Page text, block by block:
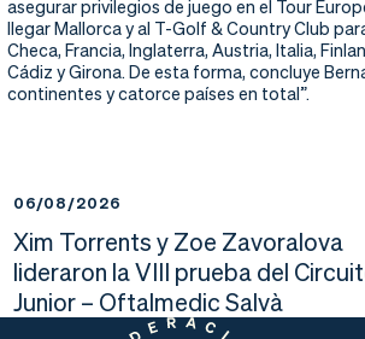
asegurar privilegios de juego en el Tour
llegar Mallorca y al T-Golf & Country Club
Checa, Francia, Inglaterra, Austria, Italia,
Cádiz y Girona. De esta forma, concluye
continentes y catorce países en total”.
06/08/2026
Xim Torrents y Zoe Zavoralova
lideraron la VIII prueba del
Junior – Oftalmedic Salvà